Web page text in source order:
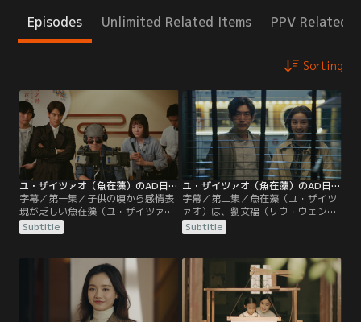
Episodes Unlimited Related Items PPV Related
Sorting
ユ・ザイツァオ（魚在藻）のAD日記 第01話／字幕
字幕／第一集／子供の頃から感情表
現が乏しい魚在藻（ユ・ザイツァ
オ）は、映像制作会社に入社。同じ
時期に文化財専門家の陶唐（タオ・
を手伝うことになる。ある日、陶唐
（タオ・タン）が蘇（そ）州博物館
でロケを行っていると、そこにやっ
てきた司会者は穆（ムー）監督と犬
猿の仲の汪希寧（ワン・シーニン）
Subtitle
ユ・ザイツァオ（魚在藻）のAD日記 第02話／字幕
字幕／第二集／魚在藻（ユ・ザイツ
ァオ）は、劉文福（リウ・ウェンフ
ー）とその娘が仕事のことでもめて
いるシーンを撮影し、放送しようと
ン）は猛反対。これを放送するなら
番組を降板すると言い出す。魚在藻
（ユ・ザイツァオ）は陶唐（タオ・
タン）を説得しながら、劉文福（リ
ウ・ウェンフー）の工房へ。
Subtitle